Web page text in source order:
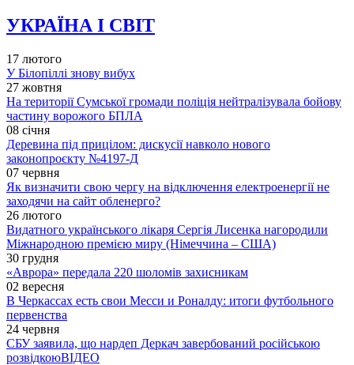
УКРАЇНА І СВІТ
17 лютого
У Білопіллі знову вибух
27 жовтня
На території Сумської громади поліція нейтралізувала бойову
частину ворожого БПЛА
08 січня
Деревина під прицілом: дискусії навколо нового
законопроєкту №4197-Д
07 червня
Як визначити свою чергу на відключення електроенергії не
заходячи на сайт обленерго?
26 лютого
Видатного українського лікаря Сергія Лисенка нагородили
Міжнародною премією миру (Німеччина – США)
30 грудня
«Аврора» передала 220 шоломів захисникам
02 вересня
В Черкассах есть свои Месси и Роналду: итоги футбольного
первенства
24 червня
СБУ заявила, що нардеп Деркач завербований російською
розвідкоюВІДЕО